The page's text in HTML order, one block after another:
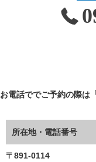
お電話ででご予約の際は
〒891-0114